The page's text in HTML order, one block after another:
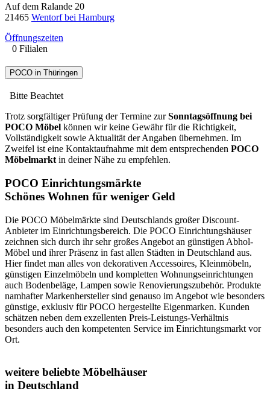
Auf dem Ralande 20
21465 Wentorf bei Hamburg
Öffnungszeiten
0 Filialen
POCO in Thüringen
Bitte Beachtet
Trotz sorgfältiger Prüfung der Termine zurSonntagsöffnung bei
POCO Möbel können wir keine Gewähr für die Richtigkeit,
Vollständigkeit sowie Aktualität der Angaben übernehmen. Im
Zweifel ist eine Kontaktaufnahme mit dem entsprechenden POCO
Möbelmarkt in deiner Nähe zu empfehlen.
POCO Einrichtungsmärkte
Schönes Wohnen für weniger Geld
Die POCO Möbelmärkte sind Deutschlands großer Discount-
Anbieter im Einrichtungsbereich. Die POCO Einrichtungshäuser
zeichnen sich durch ihr sehr großes Angebot an günstigen Abhol-
Möbel und ihrer Präsenz in fast allen Städten in Deutschland aus.
Hier findet man alles von dekorativen Accessoires, Kleinmöbeln,
günstigen Einzelmöbeln und kompletten Wohnungseinrichtungen
auch Bodenbeläge, Lampen sowie Renovierungszubehör. Produkte
namhafter Markenhersteller sind genauso im Angebot wie besonders
günstige, exklusiv für POCO hergestellte Eigenmarken. Kunden
schätzen neben dem exzellenten Preis-Leistungs-Verhältnis
besonders auch den kompetenten Service im Einrichtungsmarkt vor
Ort.
weitere beliebte Möbelhäuser
in Deutschland